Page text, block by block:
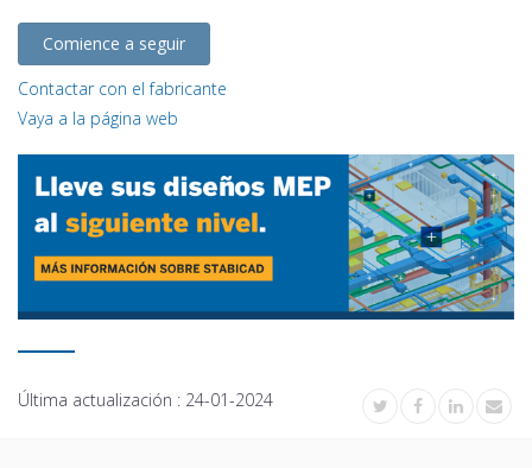
Comience a seguir
Contactar con el fabricante
Vaya a la página web
Última actualización : 24-01-2024